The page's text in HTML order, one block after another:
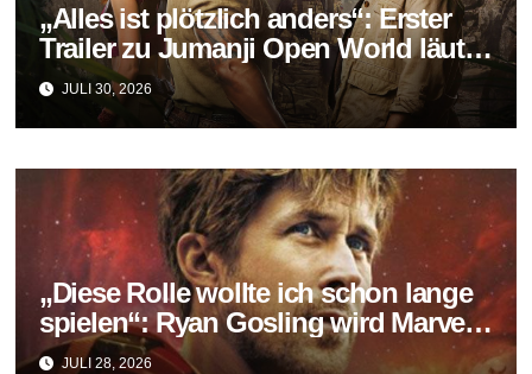
„Alles ist plötzlich anders“: Erster
Trailer zu Jumanji Open World läutet
das Finale der Reihe ein
JULI 30, 2026
„Diese Rolle wollte ich schon lange
spielen“: Ryan Gosling wird Marvels
neuer Ghost Rider
JULI 28, 2026